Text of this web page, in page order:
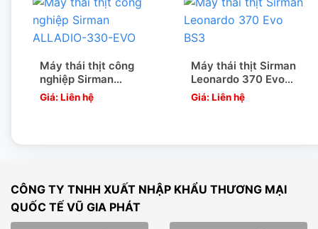
Máy thái thịt công
nghiệp Sirman
ALLADIO-330-EVO
Giá: Liên hệ
Máy thái thịt Sirman
Leonardo 370 Evo
BS3
Giá: Liên hệ
CÔNG TY TNHH XUẤT NHẬP KHẨU THƯƠNG MẠI
QUỐC TẾ VŨ GIA PHÁT